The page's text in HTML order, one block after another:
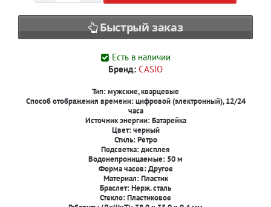
Быстрый заказ
Есть в наличии
Бренд: CASIO
Тип:мужские, кварцевые
Способ отображения времени:цифровой (электронный), 12/24
часа
Источник энергии:Батарейка
Цвет:черный
Стиль:Ретро
Подсветка:дисплея
Водонепроницаемые: 50 м
Форма часов: Другое
Материал: Пластик
Браслет: Нерж. сталь
Стекло: Пластиковое